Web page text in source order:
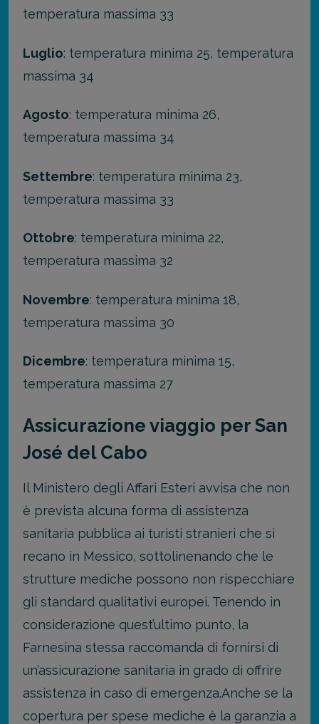
temperatura massima 33
Luglio: temperatura minima 25, temperatura
massima 34
Agosto: temperatura minima 26,
temperatura massima 34
Settembre: temperatura minima 23,
temperatura massima 33
Ottobre: temperatura minima 22,
temperatura massima 32
Novembre: temperatura minima 18,
temperatura massima 30
Dicembre: temperatura minima 15,
temperatura massima 27
Assicurazione viaggio per San
José del Cabo
Il Ministero degli Affari Esteri avvisa che non
è prevista alcuna forma di assistenza
sanitaria pubblica ai turisti stranieri che si
recano in Messico, sottolinenando che le
strutture mediche possono non rispecchiare
gli standard qualitativi europei. Tenendo in
considerazione quest’ultimo punto, la
Farnesina stessa raccomanda di fornirsi di
un’assicurazione sanitaria in grado di offrire
assistenza in caso di emergenza.Anche se la
copertura per spese mediche è la garanzia a